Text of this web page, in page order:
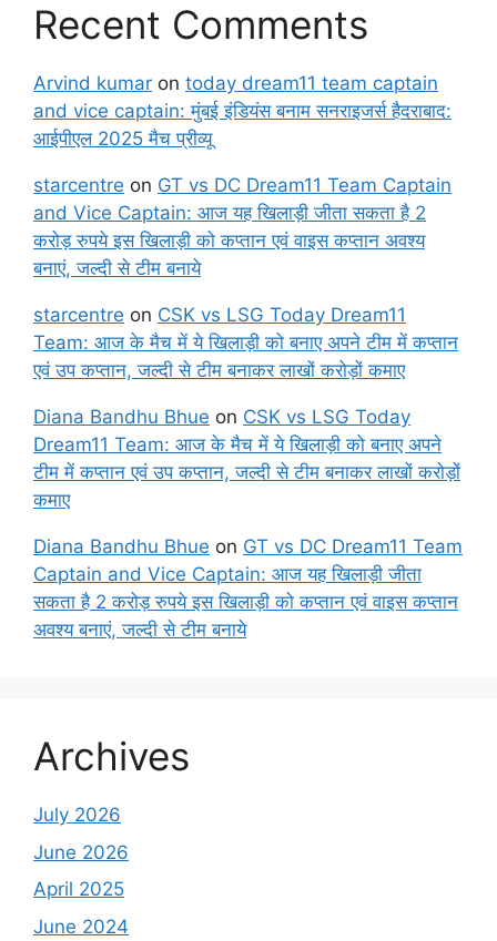
Recent Comments
Arvind kumar on today dream11 team captain
and vice captain: मुंबई इंडियंस बनाम सनराइजर्स हैदराबाद:
आईपीएल 2025 मैच प्रीव्यू
starcentre on GT vs DC Dream11 Team Captain
and Vice Captain: आज यह खिलाड़ी जीता सकता है 2
करोड़ रुपये इस खिलाड़ी को कप्तान एवं वाइस कप्तान अवश्य
बनाएं, जल्दी से टीम बनाये
starcentre on CSK vs LSG Today Dream11
Team: आज के मैच में ये खिलाड़ी को बनाए अपने टीम में कप्तान
एवं उप कप्तान, जल्दी से टीम बनाकर लाखों करोड़ों कमाए
Diana Bandhu Bhue on CSK vs LSG Today
Dream11 Team: आज के मैच में ये खिलाड़ी को बनाए अपने
टीम में कप्तान एवं उप कप्तान, जल्दी से टीम बनाकर लाखों करोड़ों
कमाए
Diana Bandhu Bhue on GT vs DC Dream11 Team
Captain and Vice Captain: आज यह खिलाड़ी जीता
सकता है 2 करोड़ रुपये इस खिलाड़ी को कप्तान एवं वाइस कप्तान
अवश्य बनाएं, जल्दी से टीम बनाये
Archives
July 2026
June 2026
April 2025
June 2024